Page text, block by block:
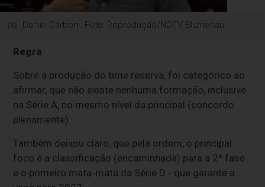
Daniel Carboni. Foto: Reprodução/NDTV Blumenau
Regra
Sobre a produção do time reserva, foi categórico ao
afirmar, que não existe nenhuma formação, inclusive
na Série A, no mesmo nível da principal (concordo
plenamente).
Também deixou claro, que pela ordem, o principal
foco é a classificação (encaminhada) para a 2ª fase
e o primeiro mata-mata da Série D - que garante a